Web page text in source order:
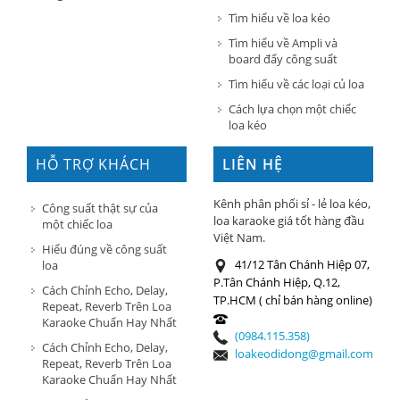
Tìm hiểu về loa kéo
Tìm hiểu về Ampli và
board đẩy công suất
Tìm hiểu về các loại củ loa
Cách lựa chọn một chiếc
loa kéo
HỖ TRỢ KHÁCH
HÀNG
Công suất thật sự của
một chiếc loa
Hiểu đúng về công suất
loa
Cách Chỉnh Echo, Delay,
Repeat, Reverb Trên Loa
Karaoke Chuẩn Hay Nhất
Cách Chỉnh Echo, Delay,
Repeat, Reverb Trên Loa
Karaoke Chuẩn Hay Nhất
LIÊN HỆ
Kênh phân phối sỉ - lẻ loa kéo,
loa karaoke giá tốt hàng đầu
Việt Nam.
41/12 Tân Chánh Hiệp 07,
P.Tân Chánh Hiệp, Q.12,
TP.HCM ( chỉ bán hàng online)
(0984.115.358)
loakeodidong@gmail.com